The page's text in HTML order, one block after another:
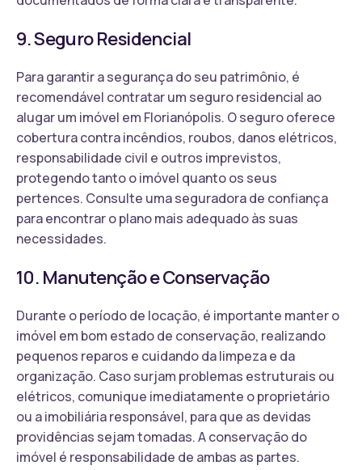
9. Seguro Residencial
Para garantir a segurança do seu patrimônio, é
recomendável contratar um seguro residencial ao
alugar um imóvel em Florianópolis. O seguro oferece
cobertura contra incêndios, roubos, danos elétricos,
responsabilidade civil e outros imprevistos,
protegendo tanto o imóvel quanto os seus
pertences. Consulte uma seguradora de confiança
para encontrar o plano mais adequado às suas
necessidades.
10. Manutenção e Conservação
Durante o período de locação, é importante manter o
imóvel em bom estado de conservação, realizando
pequenos reparos e cuidando da limpeza e da
organização. Caso surjam problemas estruturais ou
elétricos, comunique imediatamente o proprietário
ou a imobiliária responsável, para que as devidas
providências sejam tomadas. A conservação do
imóvel é responsabilidade de ambas as partes.